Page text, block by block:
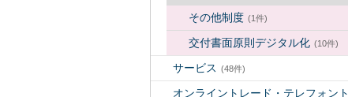
その他制度 (1件)
交付書面原則デジタル化 (10件)
サービス (48件)
オンライントレード・テレフォント